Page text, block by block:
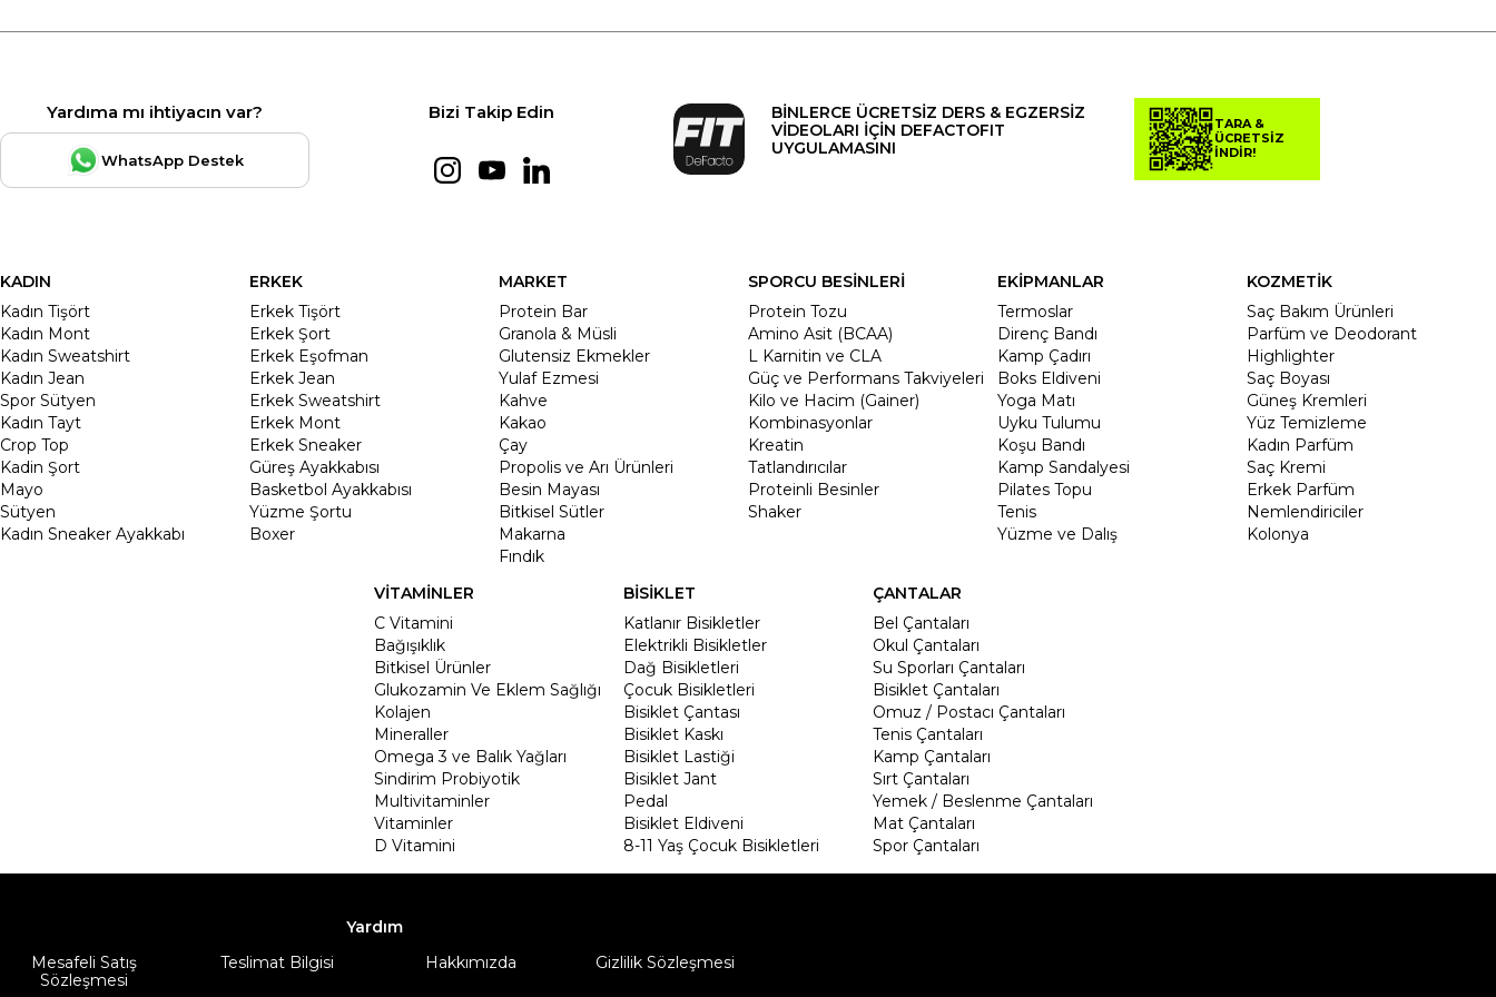
Yardıma mı ihtiyacın var?
WhatsApp Destek
Bizi Takip Edin
BİNLERCE ÜCRETSİZ DERS & EGZERSİZ
VİDEOLARI İÇİN DEFACTOFIT
UYGULAMASINI
TARA &
ÜCRETSİZ
İNDİR!
KADIN
Kadın Tişört
Kadın Mont
Kadın Sweatshirt
Kadın Jean
Spor Sütyen
Kadın Tayt
Crop Top
Kadin Şort
Mayo
Sütyen
Kadın Sneaker Ayakkabı
ERKEK
Erkek Tişört
Erkek Şort
Erkek Eşofman
Erkek Jean
Erkek Sweatshirt
Erkek Mont
Erkek Sneaker
Güreş Ayakkabısı
Basketbol Ayakkabısı
Yüzme Şortu
Boxer
MARKET
Protein Bar
Granola & Müsli
Glutensiz Ekmekler
Yulaf Ezmesi
Kahve
Kakao
Çay
Propolis ve Arı Ürünleri
Besin Mayası
Bitkisel Sütler
Makarna
Fındık
SPORCU BESİNLERİ
Protein Tozu
Amino Asit (BCAA)
L Karnitin ve CLA
Güç ve Performans Takviyeleri
Kilo ve Hacim (Gainer)
Kombinasyonlar
Kreatin
Tatlandırıcılar
Proteinli Besinler
Shaker
EKİPMANLAR
Termoslar
Direnç Bandı
Kamp Çadırı
Boks Eldiveni
Yoga Matı
Uyku Tulumu
Koşu Bandı
Kamp Sandalyesi
Pilates Topu
Tenis
Yüzme ve Dalış
KOZMETİK
Saç Bakım Ürünleri
Parfüm ve Deodorant
Highlighter
Saç Boyası
Güneş Kremleri
Yüz Temizleme
Kadın Parfüm
Saç Kremi
Erkek Parfüm
Nemlendiriciler
Kolonya
VİTAMİNLER
C Vitamini
Bağışıklık
Bitkisel Ürünler
Glukozamin Ve Eklem Sağlığı
Kolajen
Mineraller
Omega 3 ve Balık Yağları
Sindirim Probiyotik
Multivitaminler
Vitaminler
D Vitamini
BİSİKLET
Katlanır Bisikletler
Elektrikli Bisikletler
Dağ Bisikletleri
Çocuk Bisikletleri
Bisiklet Çantası
Bisiklet Kaskı
Bisiklet Lastiği
Bisiklet Jant
Pedal
Bisiklet Eldiveni
8-11 Yaş Çocuk Bisikletleri
ÇANTALAR
Bel Çantaları
Okul Çantaları
Su Sporları Çantaları
Bisiklet Çantaları
Omuz / Postacı Çantaları
Tenis Çantaları
Kamp Çantaları
Sırt Çantaları
Yemek / Beslenme Çantaları
Mat Çantaları
Spor Çantaları
Yardım
Mesafeli Satış
Sözleşmesi
Teslimat Bilgisi Hakkımızda Gizlilik Sözleşmesi